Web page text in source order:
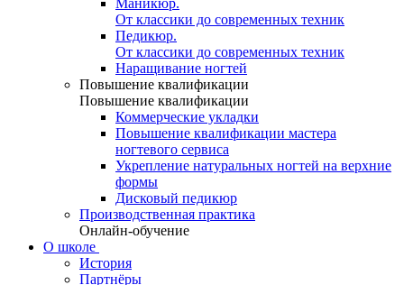
Маникюр.
От классики до современных техник
Педикюр.
От классики до современных техник
Наращивание ногтей
Повышение квалификации
Повышение квалификации
Коммерческие укладки
Повышение квалификации мастера
ногтевого сервиса
Укрепление натуральных ногтей на верхние
формы
Дисковый педикюр
Производственная практика
Онлайн-обучение
О школе
История
Партнёры